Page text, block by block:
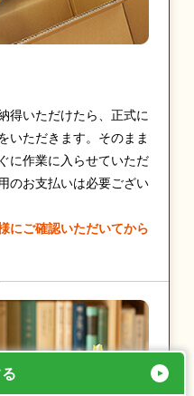
得いただけたら、正式に
いただきます。そのまま
に作業に入らせていただ
のお支払いは必要ござい
にご確認いただいてから